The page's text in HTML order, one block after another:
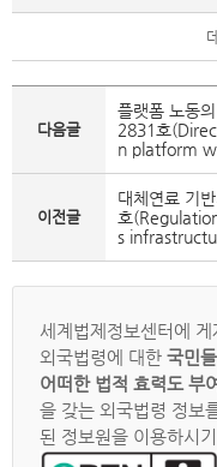
다음글
플랫폼 노동
2831호
n platform
이전글
대체연료 기
호
s
세계법제정보센터에
외국법령에 대한 국민
어떠한 법적 효력도 부
을 갖는 외국법령 정보
된 정보원을 이용하시